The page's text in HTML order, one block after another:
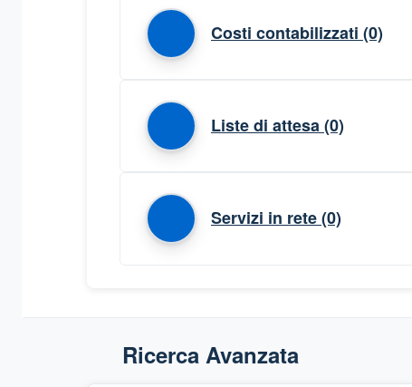
Costi contabilizzati (0)
Liste di attesa(0)
Servizi in rete(0)
Ricerca Avanzata